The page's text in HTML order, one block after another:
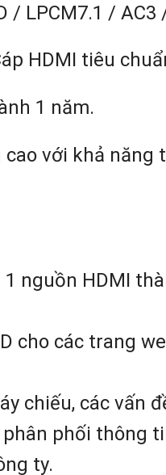
LPCM7.1 / AC3
HDMI tiêu
1 năm.
với khả
nguồn HDMI
cho các trang
chiếu, các vấn
phối thông
ty.